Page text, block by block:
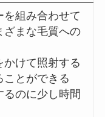
を組み合わせて
ざまな毛質への
かけて照射する
ことができる
るのに少し時間